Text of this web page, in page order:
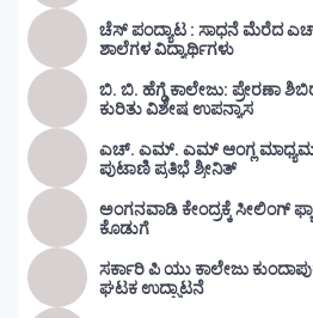
ಚೆಸ್ ಪಂದ್ಯಾಟ : ಸಾಧನೆ ಮೆರೆದ ಎಚ್ಎಮ್ಎಮ್ ಹಾಗೂ ವಿ.ಕೆ.ಆರ್
ಶಾಲೆಗಳ ವಿದ್ಯಾರ್ಥಿಗಳು
ಬಿ. ಬಿ. ಹೆಗ್ಡೆ ಕಾಲೇಜು: ಪ್ರೇರಣಾ
ಕುರಿತು ವಿಶೇಷ ಉಪನ್ಯಾಸ
ಎಚ್. ಎಮ್. ಎಮ್ ಆಂಗ್ಲ ಮಾಧ್ಯಮ
ಪುಟಾಣಿ ಪ್ರತಿಭೆ ಶ್ರೀನಿತ್
ಅಂಗನವಾಡಿ ಕೇಂದ್ರಕ್ಕೆ ಸೀಲಿಂಗ್
ಕೊಡುಗೆ
ಸರ್ಕಾರಿ ಪಿ ಯು ಕಾಲೇಜು
ಘಟಕ ಉದ್ಘಾಟನೆ